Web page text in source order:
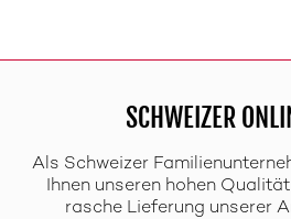
SCHWEIZER
Als Schweizer
Ihnen unseren hohen
rasche Lieferung unserer